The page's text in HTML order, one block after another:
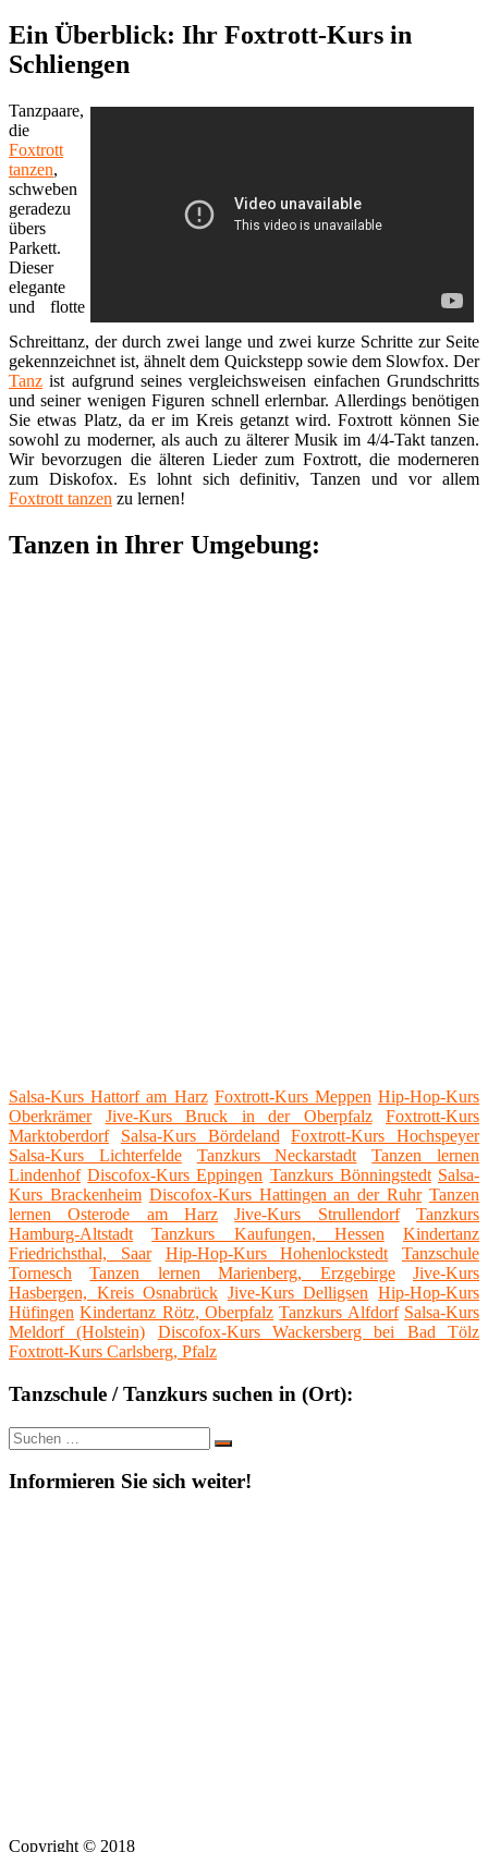
Ein Überblick: Ihr Foxtrott-Kurs in
Schliengen
Tanzpaare,
die
Foxtrott
tanzen,
schweben
geradezu
übers
Parkett.
Dieser
elegante
und flotte
Schreittanz, der durch zwei lange und zwei kurze Schritte zur Seite
gekennzeichnet ist, ähnelt dem Quickstepp sowie dem Slowfox. Der
Tanz ist aufgrund seines vergleichsweisen einfachen Grundschritts
und seiner wenigen Figuren schnell erlernbar. Allerdings benötigen
Sie etwas Platz, da er im Kreis getanzt wird. Foxtrott können Sie
sowohl zu moderner, als auch zu älterer Musik im 4/4-Takt tanzen.
Wir bevorzugen die älteren Lieder zum Foxtrott, die moderneren
zum Diskofox. Es lohnt sich definitiv, Tanzen und vor allem
Foxtrott tanzen zu lernen!
Tanzen in Ihrer Umgebung:
Salsa-Kurs Hattorf am Harz Foxtrott-Kurs Meppen Hip-Hop-Kurs
Oberkrämer
Jive-Kurs Bruck in der Oberpfalz
Foxtrott-Kurs
Marktoberdorf
Salsa-Kurs Bördeland
Foxtrott-Kurs Hochspeyer
Salsa-Kurs Lichterfelde
Tanzkurs Neckarstadt
Tanzen lernen
Lindenhof Discofox-Kurs Eppingen Tanzkurs Bönningstedt Salsa-
Kurs Brackenheim Discofox-Kurs Hattingen an der Ruhr Tanzen
lernen Osterode am Harz
Jive-Kurs Strullendorf
Tanzkurs
Hamburg-Altstadt
Tanzkurs Kaufungen, Hessen
Kindertanz
Friedrichsthal, Saar
Hip-Hop-Kurs Hohenlockstedt
Tanzschule
Tornesch
Tanzen lernen Marienberg, Erzgebirge
Jive-Kurs
Hasbergen, Kreis Osnabrück Jive-Kurs Delligsen Hip-Hop-Kurs
Hüfingen Kindertanz Rötz, Oberpfalz Tanzkurs Alfdorf Salsa-Kurs
Meldorf (Holstein)
Discofox-Kurs Wackersberg bei Bad Tölz
Foxtrott-Kurs Carlsberg, Pfalz
Tanzschule / Tanzkurs suchen in (Ort):
Suche
nach:
Suchen
Informieren Sie sich weiter!
Copyright © 2018